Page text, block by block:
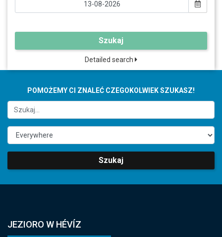
Szukaj
Detailed search
POMOŻEMY CI ZNALEĆ CZEGOKOLWIEK SZUKASZ!
Szukaj
JEZIORO W HÉVÍZ